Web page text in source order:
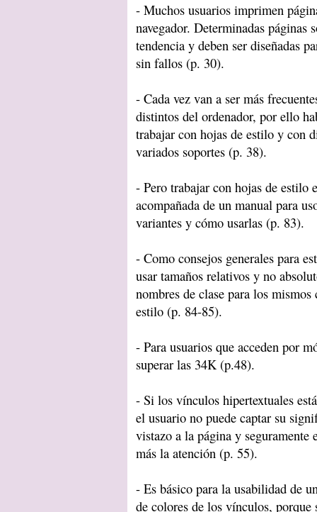
- Muchos usuarios imprimen
navegador. Determinadas páginas
tendencia y deben ser diseñadas
sin fallos (p. 30).
- Cada vez van a ser más
distintos del ordenador, por ello
trabajar con hojas de estilo y con
variados soportes (p. 38).
- Pero trabajar con hojas de estilo
acompañada de un manual para
variantes y cómo usarlas (p. 83).
- Como consejos generales para
usar tamaños relativos y no
nombres de clase para los
estilo (p. 84-85).
- Para usuarios que acceden por
superar las 34K (p.48).
- Si los vínculos hipertextuales
el usuario no puede captar su
vistazo a la página y
más la atención (p. 55).
- Es básico para la usabilidad de
de colores de los vínculos,